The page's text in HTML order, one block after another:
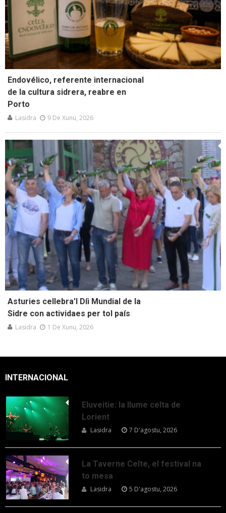
Endovélico, referente internacional
de la cultura sidrera, reabre en
Porto
Lasidra 9 De Xunu, 2026
Asturies cellebra’l Díi Mundial de la
Sidre con actividaes per tol país
Lasidra 1 De Xunu, 2026
INTERNACIONAL
Eluveitie: la llume celta de
Lorient
Lasidra 7 D'agostu, 2026
La Taverne Celte, el festival na
to mesa
Lasidra 5 D'agostu, 2026